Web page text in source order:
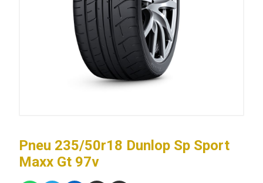
Pneu 235/50r18 Dunlop Sp Sport
Maxx Gt 97v